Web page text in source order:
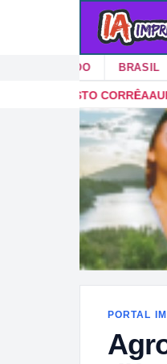
BRASIL
DO PARÁAVEIROBAGRE
PORTAL